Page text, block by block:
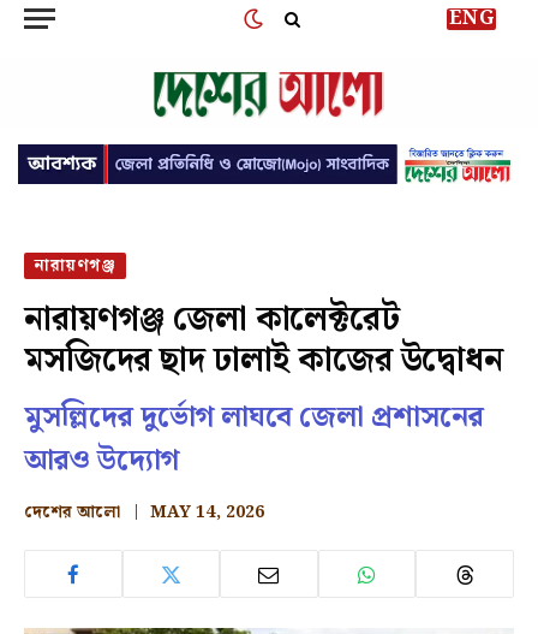
ENG
নারায়ণগঞ্জ
নারায়ণগঞ্জ জেলা কালেক্টরেট
মসজিদের ছাদ ঢালাই কাজের উদ্বোধন
মুসল্লিদের দুর্ভোগ লাঘবে জেলা প্রশাসনের
আরও উদ্যোগ
দেশের আলো MAY 14, 2026